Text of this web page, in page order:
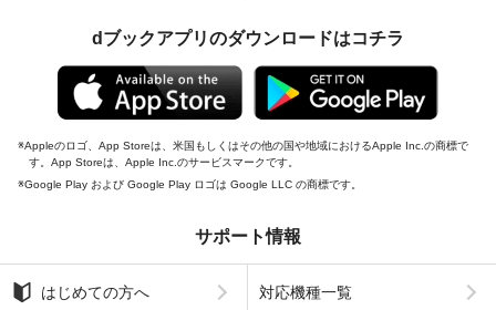
dブックアプリのダウンロードはコチラ
Appleのロゴ、App Storeは、米国もしくはその他の国や地域におけるApple Inc.の商標で
す。App Storeは、Apple Inc.のサービスマークです。
Google Play および Google Play ロゴは Google LLC の商標です。
サポート情報
はじめての方へ 対応機種一覧